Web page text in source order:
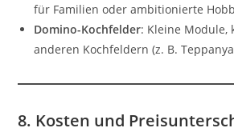
für Familien oder ambitionierte
Domino-Kochfelder: Kleine
anderen Kochfeldern (z. B.
8. Kosten und